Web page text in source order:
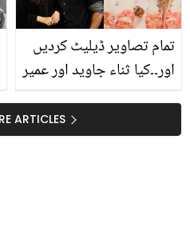
تمام تصاویر ڈیلیٹ کردیں
اور۔۔کیا ثناء جاوید اور عمیر
ہوگئی؟ مداح پریشان
ہوگئے
ARTICLES